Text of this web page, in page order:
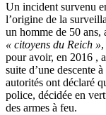
Un incident survenu
l’origine de la
un homme de 50 ans,
« citoyens du Reich »
pour avoir, en 2016 ,
suite d’une descente
autorités ont déclaré
police, décidée en
des armes à feu.